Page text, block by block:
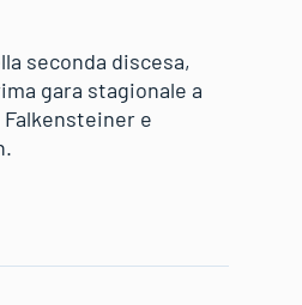
seconda discesa,
gara stagionale a
e